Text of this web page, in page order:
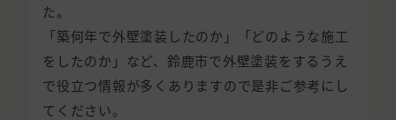
た。
「築何年で外壁塗装したのか」「どのような施工
をしたのか」など、鈴鹿市で外壁塗装をするうえ
で役立つ情報が多くありますので是非ご参考にし
てください。